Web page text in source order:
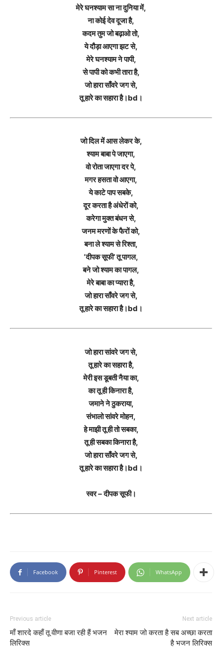
मेरे घनश्याम सा ना दुनिया में,
ना कोई देव दूजा है,
कदम तुम जो बढ़ाओ तो,
ये दौड़ा आएगा झट से,
मेरे घनश्याम ने पापी,
से पापी को कभी तारा है,
जो हारा साँवरे जग से,
तू हारे का सहारा है।bd।
जो दिल में आस लेकर के,
श्याम बाबा पे जाएगा,
वो रोता जाएगा दर पे,
मगर हसता वो आएगा,
ये काटे पाप सबके,
दूर करता है अंधेरों को,
करेगा मुक्त बंधन से,
जनम मरणों के फैरों को,
बना ले श्याम से रिश्ता,
‘दीपक सूफी’ तू पागल,
बने जो श्याम का पागल,
मेरे बाबा का प्यारा है,
जो हारा साँवरे जग से,
तू हारे का सहारा है।bd।
जो हारा सांवरे जग से,
तू हारे का सहारा है,
मेरी इस डूबती नैया का,
का तू ही किनारा है,
जमाने ने ठुकराया,
संभालो सांवरे मोहन,
हे माझी तू ही तो सबका,
तू ही सबका किनारा है,
जो हारा साँवरे जग से,
तू हारे का सहारा है।bd।
स्वर – दीपक सूफी।
Facebook Pinterest WhatsApp
Previous article
माँ शारदे कहाँ तू वीणा बजा रही हैं भजन
लिरिक्स
Next article
मेरा श्याम जो करता है सब अच्छा करता
है भजन लिरिक्स